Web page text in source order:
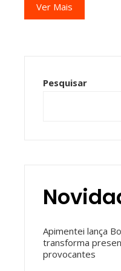
Ver Mais
Pesquisar
Apimentei lança
transforma
provocantes